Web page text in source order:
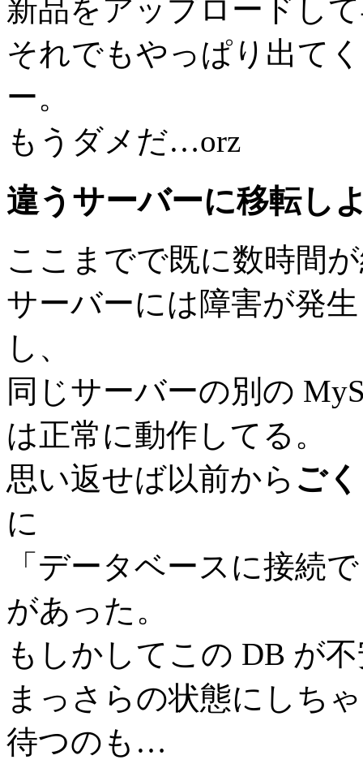
新品をアップロードし
それでもやっぱり出て
ー。
もうダメだ…orz
違うサーバーに移転し
ここまでで既に数時間
サーバーには障害が発
し、
同じサーバーの別の
は正常に動作してる。
思い返せば以前から ご
に
「データベースに接続
があった。
もしかしてこの DB が
まっさらの状態にしち
待つのも…